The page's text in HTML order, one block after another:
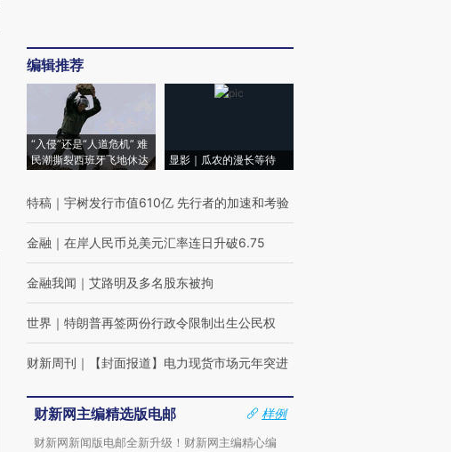
编辑推荐
“入侵”还是“人道危机” 难
民潮撕裂西班牙飞地休达
显影｜瓜农的漫长等待
特稿 ｜ 宇树发行市值610亿 先行者的加速和考验
金融 ｜ 在岸人民币兑美元汇率连日升破6.75
金融我闻 ｜ 艾路明及多名股东被拘
世界 ｜ 特朗普再签两份行政令限制出生公民权
财新周刊 ｜ 【封面报道】电力现货市场元年突进
财新网主编精选版电邮
样例
财新网新闻版电邮全新升级！财新网主编精心编